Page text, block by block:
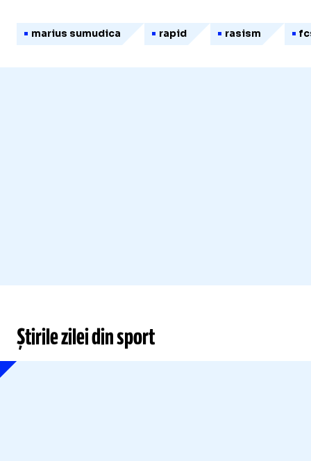
marius sumudica rapid rasism
Știrile zilei din sport